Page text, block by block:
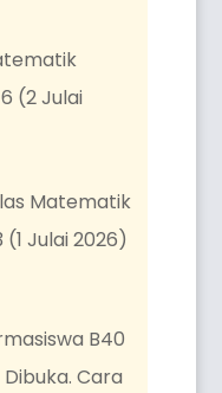
(2 Julai
Matematik
(1 Julai 2026)
B40
Cara